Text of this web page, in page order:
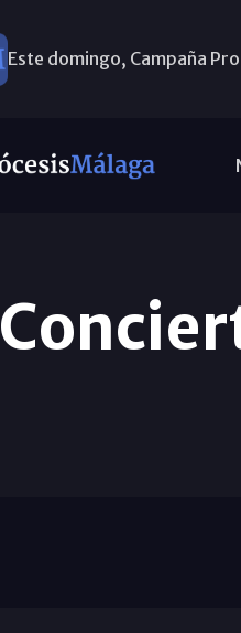
Este domingo, Campaña